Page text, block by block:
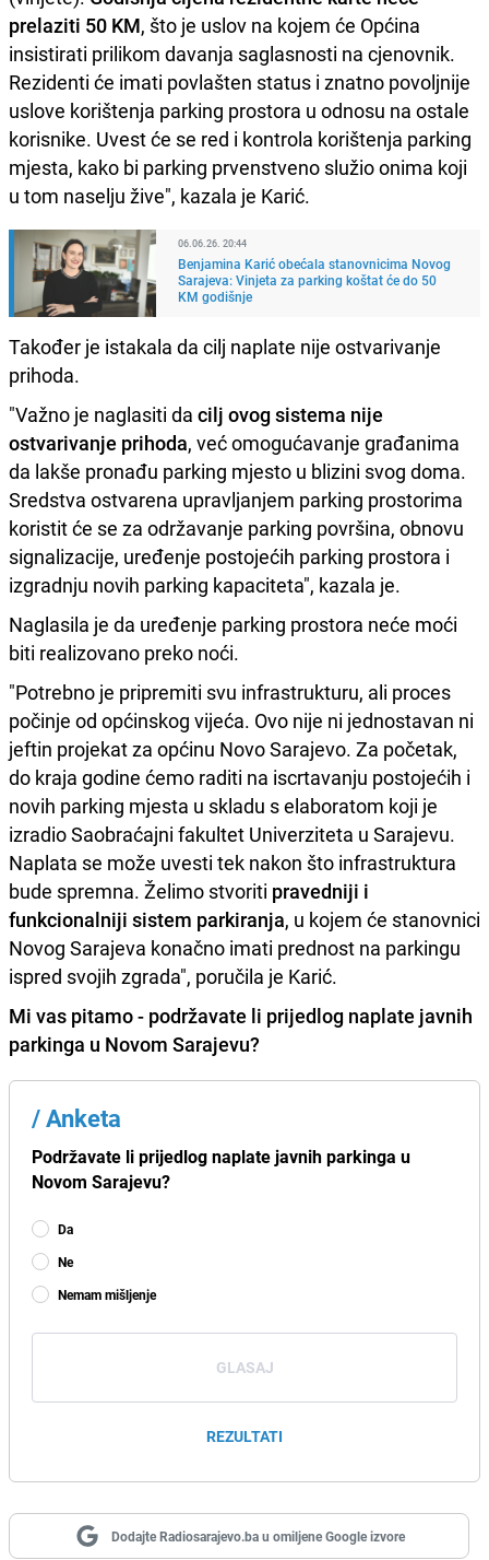
prelaziti 50 KM, što je uslov na kojem će Općina
insistirati prilikom davanja saglasnosti na cjenovnik.
Rezidenti će imati povlašten status i znatno povoljnije
uslove korištenja parking prostora u odnosu na ostale
korisnike. Uvest će se red i kontrola korištenja parking
mjesta, kako bi parking prvenstveno služio onima koji
u tom naselju žive", kazala je Karić.
06.06.26. 20:44
Benjamina Karić obećala stanovnicima Novog
Sarajeva: Vinjeta za parking koštat će do 50
KM godišnje
Također je istakala da cilj naplate nije ostvarivanje
prihoda.
"Važno je naglasiti da cilj ovog sistema nije
ostvarivanje prihoda, već omogućavanje građanima
da lakše pronađu parking mjesto u blizini svog doma.
Sredstva ostvarena upravljanjem parking prostorima
koristit će se za održavanje parking površina, obnovu
signalizacije, uređenje postojećih parking prostora i
izgradnju novih parking kapaciteta", kazala je.
Naglasila je da uređenje parking prostora neće moći
biti realizovano preko noći.
"Potrebno je pripremiti svu infrastrukturu, ali proces
počinje od općinskog vijeća. Ovo nije ni jednostavan ni
jeftin projekat za općinu Novo Sarajevo. Za početak,
do kraja godine ćemo raditi na iscrtavanju postojećih i
novih parking mjesta u skladu s elaboratom koji je
izradio Saobraćajni fakultet Univerziteta u Sarajevu.
Naplata se može uvesti tek nakon što infrastruktura
bude spremna. Želimo stvoriti pravedniji i
funkcionalniji sistem parkiranja, u kojem će stanovnici
Novog Sarajeva konačno imati prednost na parkingu
ispred svojih zgrada", poručila je Karić.
Mi vas pitamo - podržavate li prijedlog naplate javnih
parkinga u Novom Sarajevu?
/Anketa
Podržavate li prijedlog naplate javnih parkinga u
Novom Sarajevu?
Da
Ne
Nemam mišljenje
GLASAJ
REZULTATI
Dodajte Radiosarajevo.ba u omiljene Google izvore